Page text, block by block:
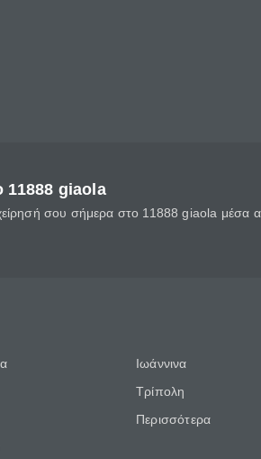
11888 giaola
σου σήμερα στο 11888 giaola μέσα
Ιωάννινα
Τρίπολη
Περισσότερα